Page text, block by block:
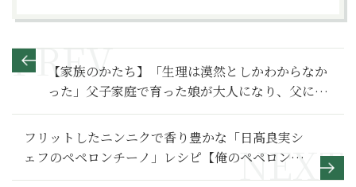
【家族のかたち】「生理は漠然としかわからなか
った」父子家庭で育った娘が大人になり、父に提
案してきたこと～その２～
フリットしたニンニクで香り豊かな「日髙良実シ
ェフのペペロンチーノ」レシピ【俺のペペロンチ
ーノ】